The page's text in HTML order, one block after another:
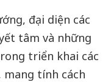
đại diện các
tâm và những
triển khai các
tính cách